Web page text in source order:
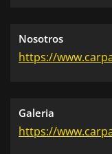
Nosotros
https://
Galeria
https://